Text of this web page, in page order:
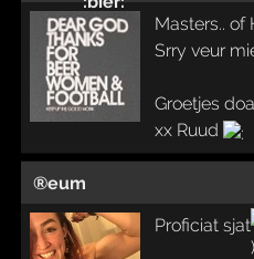
Masters.. of
Srry veur
Groetjes
xx Ruud
®eum
Proficiat sjat